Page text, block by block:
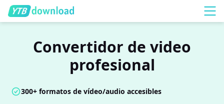
Convertidor de video
profesional
300+ formatos de vídeo/audio accesibles